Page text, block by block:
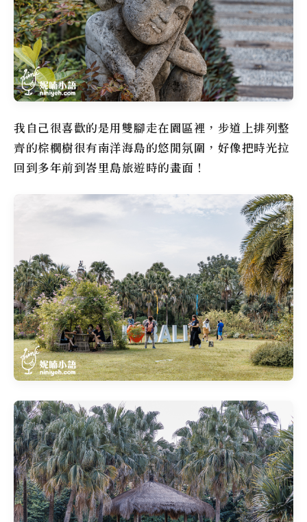
我自己很喜歡的是用雙腳走在園區裡，步道上排列整
齊的棕櫚樹很有南洋海島的悠閒氛圍，好像把時光拉
回到多年前到峇里島旅遊時的畫面！